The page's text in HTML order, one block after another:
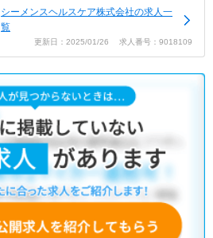
シーメンスヘルスケア株式会社の求人一
覧
更新日：2025/01/26 求人番号：9018109